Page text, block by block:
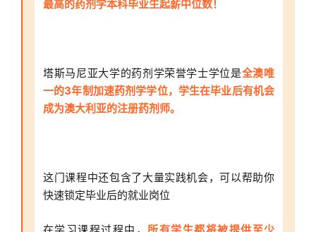
最高的药剂学本科毕业生起薪中位数！
塔斯马尼亚大学的药剂学荣誉学士学位是全澳唯
一的3年制加速药剂学学位，学生在毕业后有机会
成为澳大利亚的注册药剂师。
这门课程中还包含了大量实践机会，可以帮助你
快速锁定毕业后的就业岗位